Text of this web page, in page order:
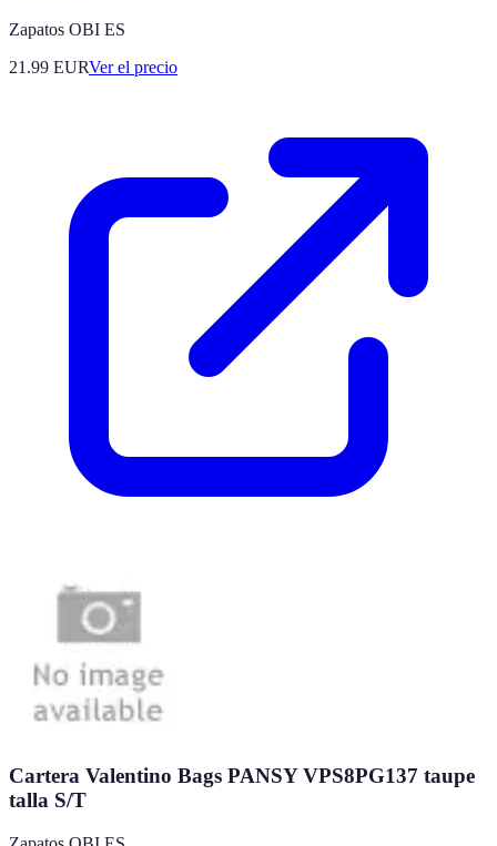
Zapatos OBI ES
21.99 EURVer el precio
Cartera Valentino Bags PANSY VPS8PG137 taupe
talla S/T